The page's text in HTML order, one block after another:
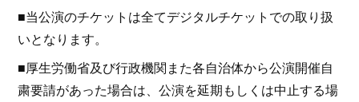
■当公演のチケットは全てデジタルチケットでの取り扱
いとなります。
■厚生労働省及び行政機関また各自治体から公演開催自
粛要請があった場合は、公演を延期もしくは中止する場